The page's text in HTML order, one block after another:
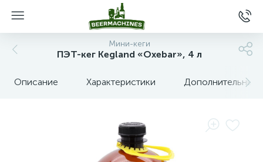
Мини-кеги
ПЭТ-кег Kegland «Oxebar», 4 л
Описание Характеристики Дополнительные